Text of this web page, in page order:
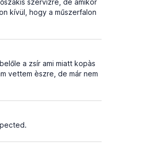
szervizre, de amikor
kívül, hogy a műszerfalon
a zsír ami miatt kopàs
vettem èszre, de már nem